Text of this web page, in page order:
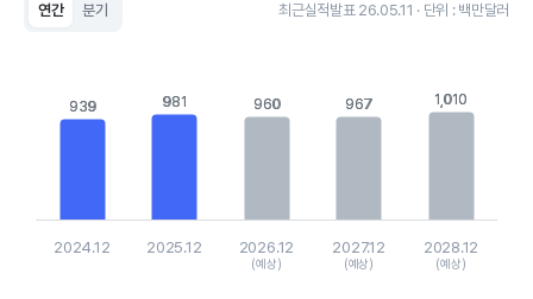
연간 분기 최근실적발표 26.05.11 · 단위 : 백만달러
The chart has 1 X axis displaying categories.
The chart has 1 Y axis displaying values. Data ranges from
939
939 981
981 960
960 967
967 1,010
1,010
2024.12 2025.12 2026.12
(예상)
2027.12
(예상)
2028.12
(예상)